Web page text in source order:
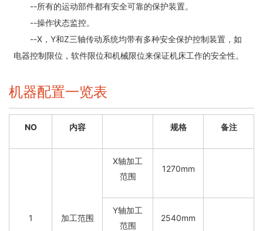
--所有的运动部件都有安全可靠的保护装置。
--操作状态监控。
--X，Y和Z三轴传动系统均带有多种安全保护控制装置，如
电器控制限位，软件限位和机械限位来保证机床工作的安全性。
机器配置一览表
NO 内容 规格 备注
1 加工范围
X轴加工
范围
1270mm
Y轴加工
范围
2540mm